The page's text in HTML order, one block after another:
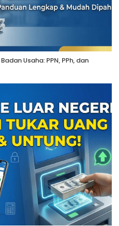
Usaha: PPN, PPh, dan